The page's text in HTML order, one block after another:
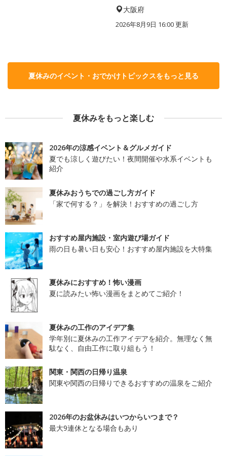
大阪府
2026年8月9日 16:00更新
夏休みのイベント・おでかけトピックスをもっと見る
夏休みをもっと楽しむ
2026年の涼感イベント＆グルメガイド
夏でも涼しく遊びたい！夜間開催や水系イベントも
紹介
夏休みおうちでの過ごし方ガイド
「家で何する？」を解決！おすすめの過ごし方
おすすめ屋内施設・室内遊び場ガイド
雨の日も暑い日も安心！おすすめ屋内施設を大特集
夏休みにおすすめ！怖い漫画
夏に読みたい怖い漫画をまとめてご紹介！
夏休みの工作のアイデア集
学年別に夏休みの工作アイデアを紹介。無理なく無
駄なく、自由工作に取り組もう！
関東・関西の日帰り温泉
関東や関西の日帰りできるおすすめの温泉をご紹介
2026年のお盆休みはいつからいつまで？
最大9連休となる場合もあり